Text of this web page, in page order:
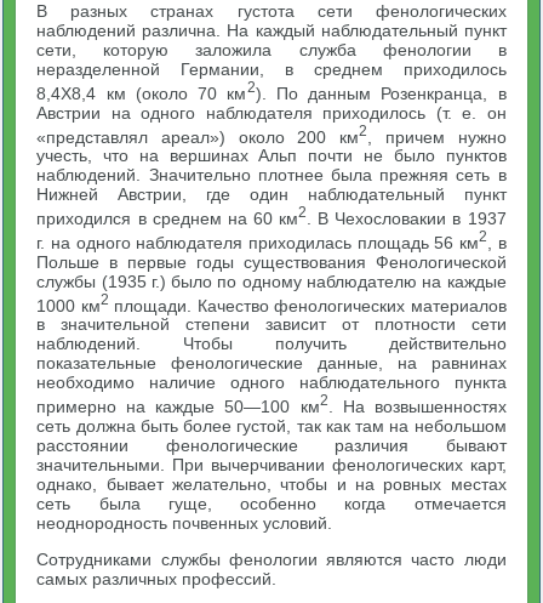
В разных странах густота сети фенологических
наблюдений различна. На каждый наблюдательный пункт
сети, которую заложила служба фенологии в
неразделенной Германии, в среднем приходилось
8,4X8,4 км (около 70 км2). По данным Розенкранца, в
Австрии на одного наблюдателя приходилось (т. е. он
«представлял ареал») около 200 км2
, причем нужно
учесть, что на вершинах Альп почти не было пунктов
наблюдений. Значительно плотнее была прежняя сеть в
Нижней Австрии, где один наблюдательный пункт
приходился в среднем на 60 км2
. В Чехословакии в 1937
г. на одного наблюдателя приходилась площадь 56 км2
, в
Польше в первые годы существования Фенологической
службы (1935 г.) было по одному наблюдателю на каждые
1000 км2 площади. Качество фенологических материалов
в значительной степени зависит от плотности сети
наблюдений. Чтобы получить действительно
показательные фенологические данные, на равнинах
необходимо наличие одного наблюдательного пункта
примерно на каждые 50—100 км2
. На возвышенностях
сеть должна быть более густой, так как там на небольшом
расстоянии фенологические различия бывают
значительными. При вычерчивании фенологических карт,
однако, бывает желательно, чтобы и на ровных местах
сеть была гуще, особенно когда отмечается
неоднородность почвенных условий.
Сотрудниками службы фенологии являются часто люди
самых различных профессий.